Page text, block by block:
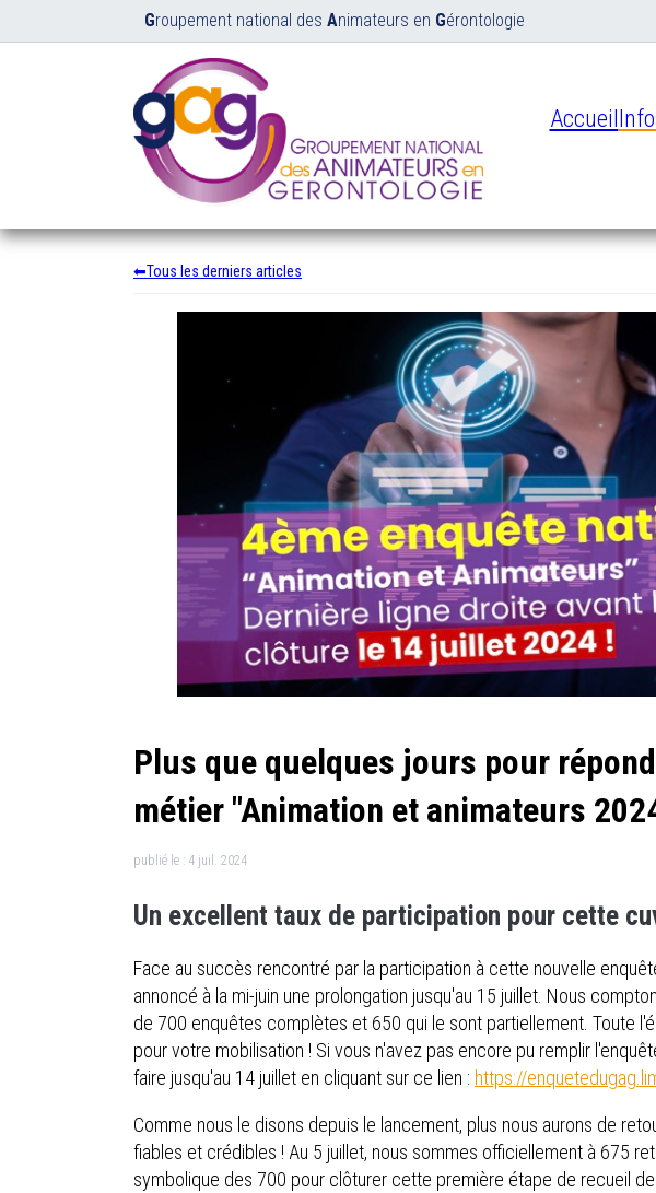
Groupement national des Animateurs en Gérontologie
Accueil
Tous les derniers articles
Plus que quelques jours pour
métier "Animation et animateurs
publié le : 4 juil. 2024
Un excellent taux de participation pour cette
Face au succès rencontré par la participation à cette nouvelle
annoncé à la mi-juin une prolongation jusqu'au 15 juillet. Nous
de 700 enquêtes complètes et 650 qui le sont partiellement. Toute
pour votre mobilisation ! Si vous n'avez pas encore pu remplir
faire jusqu'au 14 juillet en cliquant sur ce lien : https://
Comme nous le disons depuis le lancement, plus nous aurons de
fiables et crédibles ! Au 5 juillet, nous sommes officiellement à 675
symbolique des 700 pour clôturer cette première étape de recueil